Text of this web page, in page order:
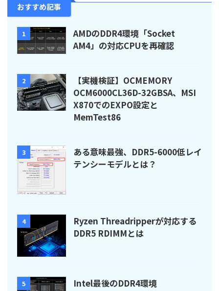
おすすめ記事
1
AMDのDDR4環境「Socket
AM4」の対応CPUを再確認
2
【実機検証】OCMEMORY
OCM6000CL36D-32GBSA、MSI
X870でのEXPO設定と
MemTest86
3
ある意味最強、DDR5-6000低レイ
テンシーモデルとは？
4
Ryzen Threadripperが対応する
DDR5 RDIMMとは
5
Intel最後のDDR4環境